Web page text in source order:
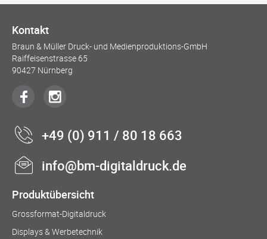
Kontakt
Braun & Müller Druck- und Medienproduktions-GmbH
Raiffeisenstrasse 65
90427 Nürnberg
+49 (0) 911 / 80 18 663
info@bm-digitaldruck.de
Produktübersicht
Grossformat-Digitaldruck
Displays & Werbetechnik